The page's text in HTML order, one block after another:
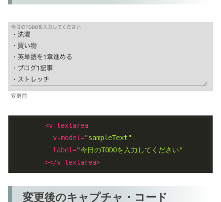
変更前
<v-textarea
v-model="sampleText"
label="今日のTODOを入力してください"
        >
</v-textarea>
変更後のキャプチャ・コード